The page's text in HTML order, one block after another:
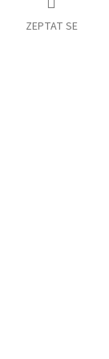
ZEPTAT SE